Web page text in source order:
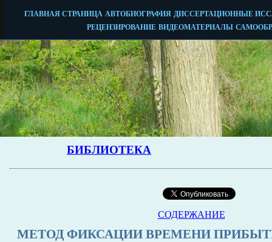
СОДЕРЖАНИЕ
МЕТОД ФИКСАЦИИ ВРЕМЕНИ